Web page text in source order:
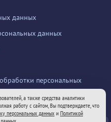
данных
данных
персональных
а также средства аналитики
работу с сайтом, Вы подтверждаете, что
персональных данных и Политикой